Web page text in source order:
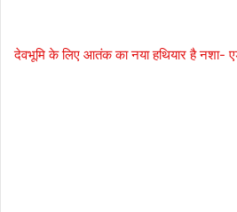
देवभूमि के लिए आतंक का नया हथियार है नशा-